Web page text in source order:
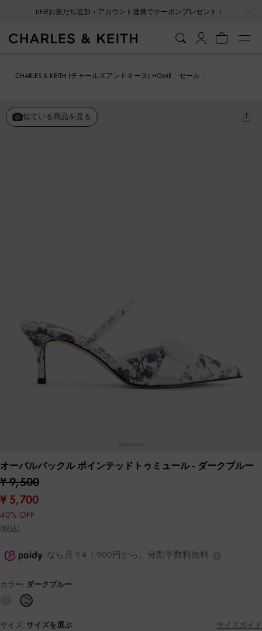
CHARLES & KEITH (チャールズアンドキース) HOME
セール
似ている商品を見る
オーバルバックル ポインテッドトゥミュール- ダークブルー
¥ 9,500
¥ 5,700
40% OFF
(税込)
なら月々¥ 1,900円から。分割手数料無料
カラー: ダークブルー
サイズ: サイズを選ぶ サイズガイド